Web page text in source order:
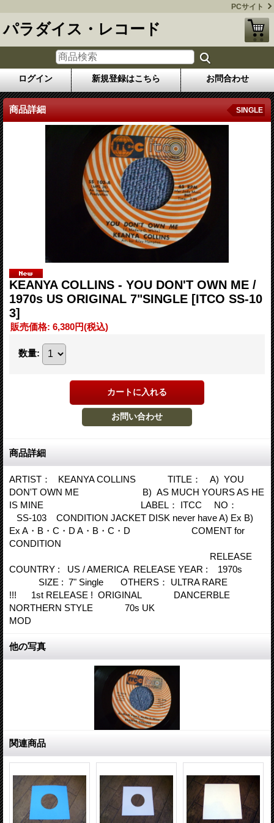
PCサイト
パラダイス・レコード
ログイン 新規登録はこちら お問合わせ
商品詳細 SINGLE
KEANYA COLLINS - YOU DON'T OWN ME /
1970s US ORIGINAL 7"SINGLE [ITCO SS-10
3]
販売価格: 6,380円(税込)
数量:
商品詳細
ARTIST： KEANYA COLLINS TITLE： A) YOU
DON'T OWN ME B) AS MUCH YOURS AS HE
IS MINE LABEL： ITCC NO：
SS-103 CONDITION JACKET DISK never have A) Ex B)
Ex A・B・C・D A・B・C・D COMENT for
CONDITION
RELEASE
COUNTRY : US / AMERICA RELEASE YEAR : 1970s
SIZE : 7" Single OTHERS： ULTRA RARE
!!! 1st RELEASE ! ORIGINAL DANCERBLE
NORTHERN STYLE 70s UK
MOD
他の写真
関連商品